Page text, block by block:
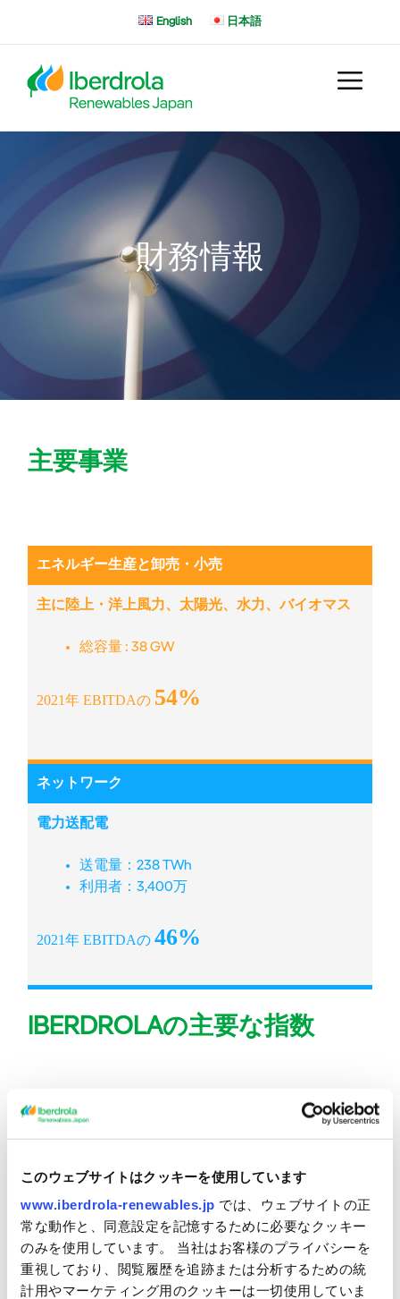
このウェブサイトはクッキーを使用しています
www.iberdrola-renewables.jp では、ウェブサイトの正
常な動作と、同意設定を記憶するために必要なクッキー
のみを使用しています。 当社はお客様のプライバシーを
重視しており、閲覧履歴を追跡または分析するための統
計用やマーケティング用のクッキーは一切使用していま
English 日本語
財務情報
主要事業
エネルギー生産と卸売・小売
主に陸上・洋上風力、太陽光、水力、バイオマス
総容量 : 38 GW
2021年 EBITDAの 54%
ネットワーク
電力送配電
送電量：238 TWh
利用者：3,400万
2021年 EBITDAの 46%
IBERDROLAの主要な指数
391億€
39億€
3.2倍
120.6億€
EBITDA
99.4億€
総投資
BBB+ (見通しは「安定的」)
格付